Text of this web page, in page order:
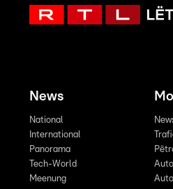
News
National
International
Panorama
Tech-World
Meenung